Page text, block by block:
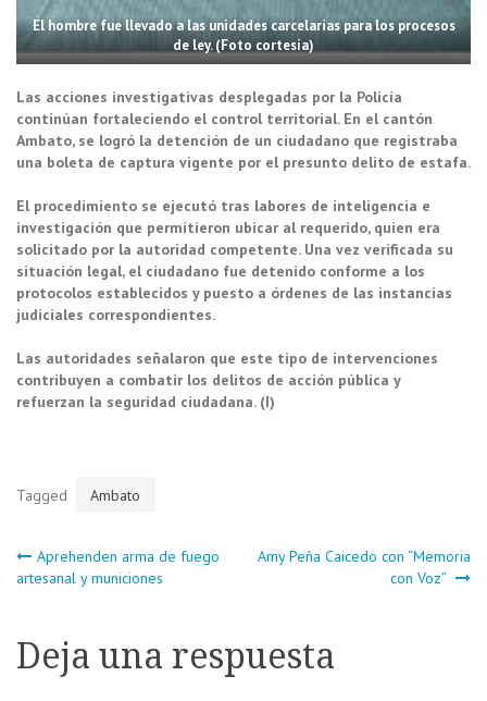
El hombre fue llevado a las unidades carcelarias para los procesos
de ley. (Foto cortesía)
Las acciones investigativas desplegadas por la Policía
continúan fortaleciendo el control territorial. En el cantón
Ambato, se logró la detención de un ciudadano que registraba
una boleta de captura vigente por el presunto delito de estafa.
El procedimiento se ejecutó tras labores de inteligencia e
investigación que permitieron ubicar al requerido, quien era
solicitado por la autoridad competente. Una vez verificada su
situación legal, el ciudadano fue detenido conforme a los
protocolos establecidos y puesto a órdenes de las instancias
judiciales correspondientes.
Las autoridades señalaron que este tipo de intervenciones
contribuyen a combatir los delitos de acción pública y
refuerzan la seguridad ciudadana. (I)
Tagged Ambato
Navegación
entradas
Aprehenden arma de fuego
artesanal y municiones
Amy Peña Caicedo con “Memoria
con Voz”
Deja una respuesta